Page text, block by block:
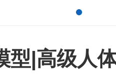
型|高级人